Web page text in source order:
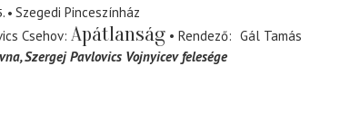
Szegedi Pinceszínház
Csehov Apátlanság Rendező
Gál Tamás
Szergej Pavlovics Vojnyicev felesége